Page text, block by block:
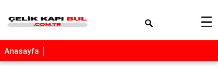
☰
Anasayfa